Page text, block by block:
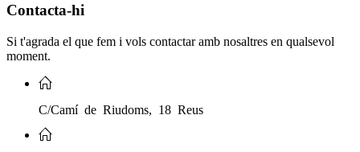
Contacta-hi
Si t'agrada el que fem i vols contactar amb nosaltres en qualsevol
moment.
C/Camí de Riudoms, 18 Reus